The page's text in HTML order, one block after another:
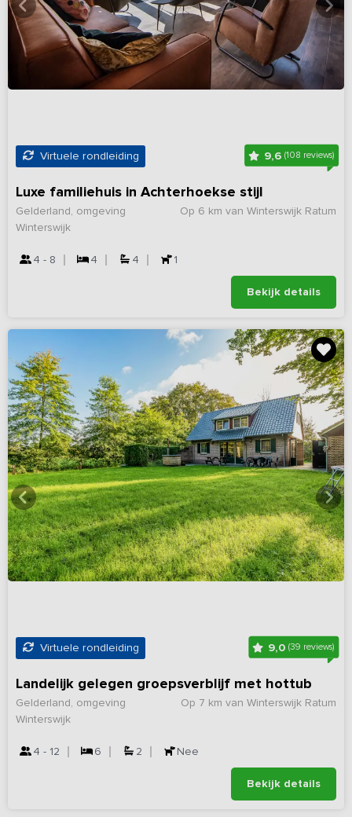
Virtuele rondleiding 9,6 (108 reviews)
Luxe familiehuis in Achterhoekse stijl
Op 6 km van Winterswijk Ratum
Gelderland, omgeving
Winterswijk
4 - 8 4 4 1
Bekijk details
Virtuele rondleiding 9,0 (39 reviews)
Landelijk gelegen groepsverblijf met hottub
Op 7 km van Winterswijk Ratum
Gelderland, omgeving
Winterswijk
4 - 12 6 2 Nee
Bekijk details